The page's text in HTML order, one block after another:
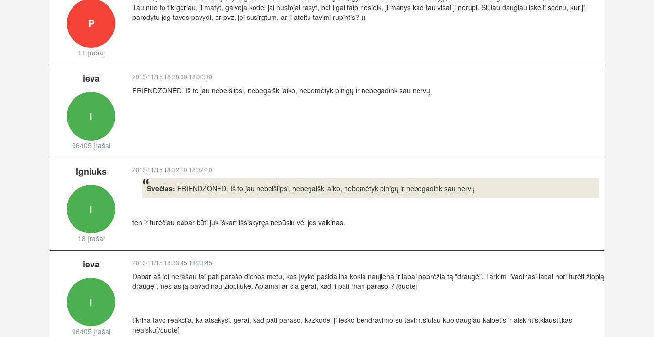
P
11 įrašai
Tau nuo to tik geriau, ji matyt, galvoja kodel jai nustojai rasyt, bet ilgai taip nesielk, ji manys kad tau visai ji nerupi. Siulau daugiau iskelti scenu, kur ji
parodytu jog taves pavydi, ar pvz, jei susirgtum, ar ji ateitu tavimi rupintis? ))
ieva
I
96405 įrašai
2013/11/15 18:30:30 18:30:30
FRIENDZONED. Iš to jau nebeišlipsi, nebegaišk laiko, nebemėtyk pinigų ir nebegadink sau nervų
Igniuks
I
18 įrašai
2013/11/15 18:32:10 18:32:10
Svečias: FRIENDZONED. Iš to jau nebeišlipsi, nebegaišk laiko, nebemėtyk pinigų ir nebegadink sau nervų
ten ir turėčiau dabar būti juk iškart išsiskyręs nebūsiu vėl jos vaikinas.
ieva
I
96405 įrašai
2013/11/15 18:33:45 18:33:45
Dabar aš jei nerašau tai pati parašo dienos metu, kas įvyko pasidalina kokia naujiena ir labai pabrėžia tą "draugė". Tarkim "Vadinasi labai nori turėti žioplą
draugę", nes aš ją pavadinau žiopliuke. Aplamai ar čia gerai, kad ji pati man parašo ?[/quote]
tikrina tavo reakcija, ka atsakysi. gerai, kad pati paraso, kazkodel ji iesko bendravimo su tavim.siulau kuo daugiau kalbetis ir aiskintis,klausti,kas
neaisku[/quote]